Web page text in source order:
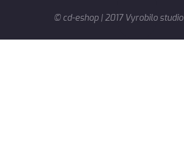
© cd-eshop | 2017 Vyrobilo studio